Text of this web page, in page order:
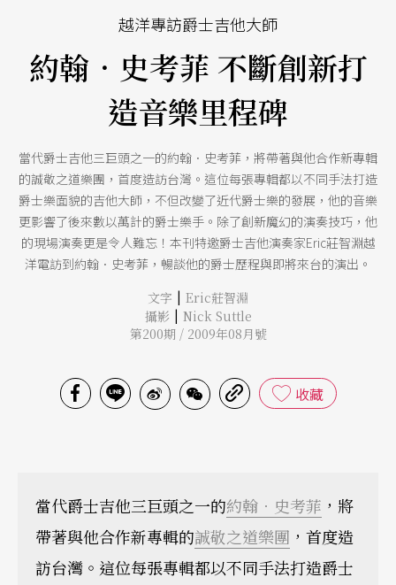
越洋專訪爵士吉他大師
約翰．史考菲 不斷創新打
造音樂里程碑
當代爵士吉他三巨頭之一的約翰．史考菲，將帶著與他合作新專輯
的誠敬之道樂團，首度造訪台灣。這位每張專輯都以不同手法打造
爵士樂面貌的吉他大師，不但改變了近代爵士樂的發展，他的音樂
更影響了後來數以萬計的爵士樂手。除了創新魔幻的演奏技巧，他
的現場演奏更是令人難忘！本刊特邀爵士吉他演奏家Eric莊智淵越
洋電訪到約翰．史考菲，暢談他的爵士歷程與即將來台的演出。
文字 | Eric莊智淵
攝影 | Nick Suttle
第200期 / 2009年08月號
收藏
當代爵士吉他三巨頭之一的約翰．史考菲 ，將
帶著與他合作新專輯的誠敬之道樂團 ，首度造
訪台灣。這位每張專輯都以不同手法打造爵士